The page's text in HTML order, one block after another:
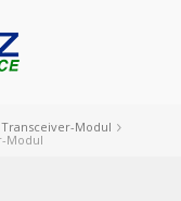
Transceiver-Modul
Modul